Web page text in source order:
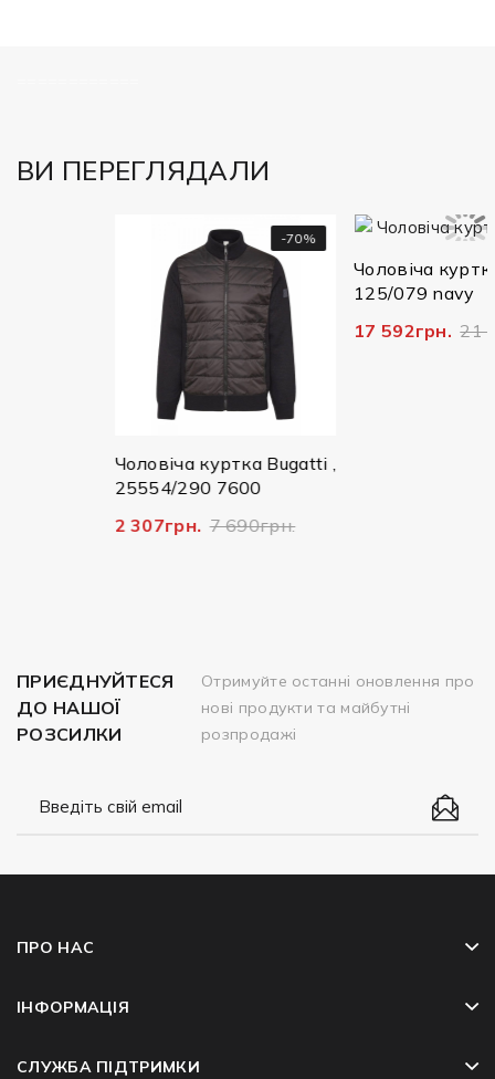
ВИ ПЕРЕГЛЯДАЛИ
-70%
Чоловіча куртка Bugatti ,
25554/290 7600
2 307грн. 7 690грн.
-
Чоловіча куртка
125/079 navy
17 592грн. 21
ПРИЄДНУЙТЕСЯ
ДО НАШОЇ
РОЗСИЛКИ
Отримуйте останні оновлення про
нові продукти та майбутні
розпродажі
ПРО НАС
ІНФОРМАЦІЯ
СЛУЖБА ПІДТРИМКИ